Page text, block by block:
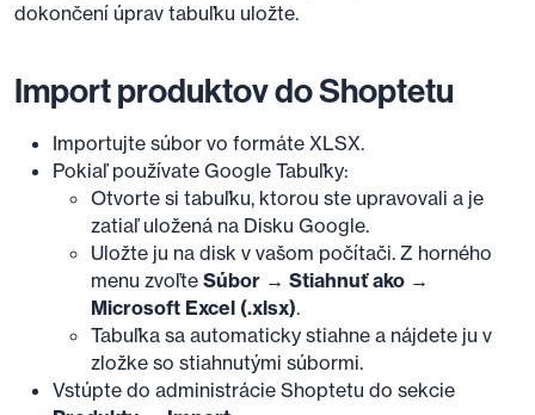
dokončení úprav tabuľku uložte.
Import produktov do Shoptetu
Importujte súbor vo formáte XLSX.
Pokiaľ používate Google Tabuľky:
Otvorte si tabuľku, ktorou ste upravovali a je
zatiaľ uložená na Disku Google.
Uložte ju na disk v vašom počítači. Z horného
menu zvoľte Súbor → Stiahnuť ako →
Microsoft Excel (.xlsx).
Tabuľka sa automaticky stiahne a nájdete ju v
zložke so stiahnutými súbormi.
Vstúpte do administrácie Shoptetu do sekcie